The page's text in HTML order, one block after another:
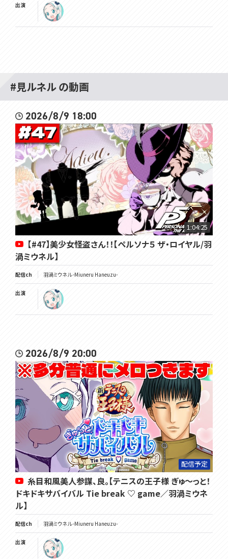
出演
#見ルネル の動画
2026/8/9 18:00
1:04:25
【#47】美少女怪盗さん！！【ペルソナ５ ザ・ロイヤル/羽
渦ミウネル】
配信ch 羽渦ミウネル -Miuneru Haneuzu-
出演
2026/8/9 20:00
配信予定
糸目和風美人参謀、良。【テニスの王子様 ぎゅ～っと！
ドキドキサバイバル Tie break ♡ game／羽渦ミウネ
ル】
配信ch 羽渦ミウネル -Miuneru Haneuzu-
出演